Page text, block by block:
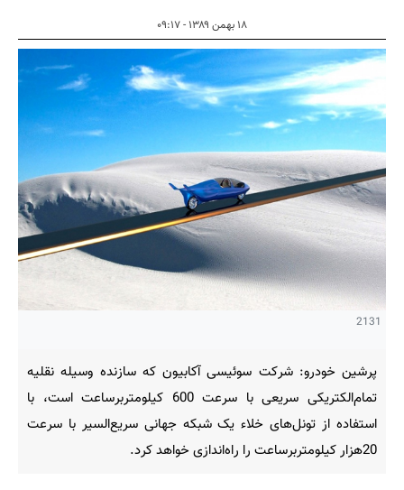
۱۸ بهمن ۱۳۸۹ - ۰۹:۱۷
2131
پرشین خودرو: شرکت سوئیسی آکابیون که سازنده وسیله نقلیه
تمام‌الکتریکی سریعی با سرعت 600 کیلومتربرساعت است، با
استفاده از تونل‌های خلاء یک شبکه جهانی سریع‌السیر با سرعت
20هزار کیلومتربرساعت را راه‌اندازی خواهد کرد.